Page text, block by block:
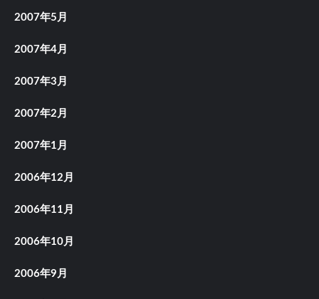
2007年5月
2007年4月
2007年3月
2007年2月
2007年1月
2006年12月
2006年11月
2006年10月
2006年9月